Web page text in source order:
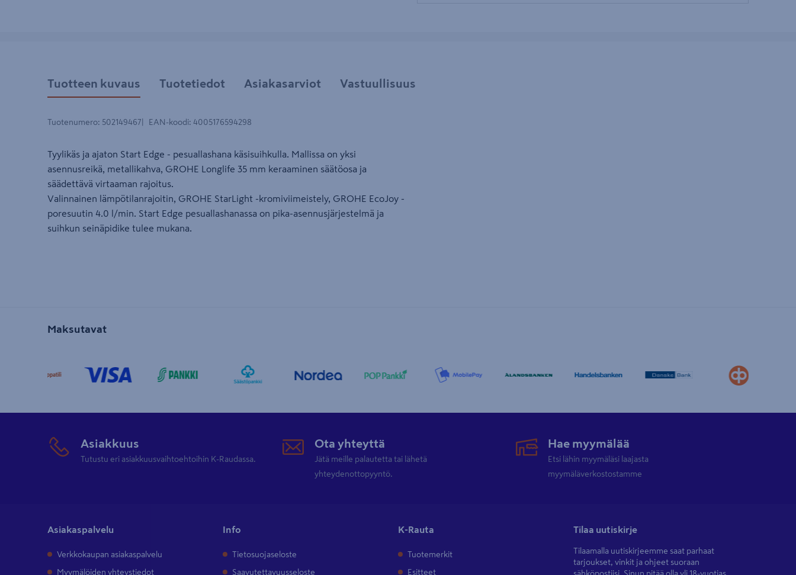
Tuotteen kuvaus Tuotetiedot Asiakasarviot Vastuullisuus
Tuotenumero: 502149467 EAN-koodi: 4005176594298
Tyylikäs ja ajaton Start Edge - pesuallashana käsisuihkulla. Mallissa on yksi
asennusreikä, metallikahva, GROHE Longlife 35 mm keraaminen säätöosa ja
säädettävä virtaaman rajoitus.
Valinnainen lämpötilanrajoitin, GROHE StarLight -kromiviimeistely, GROHE EcoJoy -
poresuutin 4.0 l/min. Start Edge pesuallashanassa on pika-asennusjärjestelmä ja
suihkun seinäpidike tulee mukana.
Maksutavat
Asiakkuus
Tutustu eri asiakkuusvaihtoehtoihin K-Raudassa.
Ota yhteyttä
Jätä meille palautetta tai lähetä
yhteydenottopyyntö.
Hae myymälää
Etsi lähin myymäläsi laajasta
myymäläverkostostamme
Asiakaspalvelu
Verkkokaupan asiakaspalvelu
Myymälöiden yhteystiedot
Info
Tietosuojaseloste
Saavutettavuusseloste
K-Rauta
Tuotemerkit
Esitteet
Tilaa uutiskirje
Tilaamalla uutiskirjeemme saat parhaat
tarjoukset, vinkit ja ohjeet suoraan
sähköpostiisi. Sinun pitää olla yli 18-vuotias